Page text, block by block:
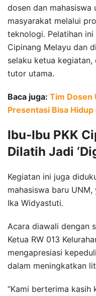
dosen dan
masyarakat melalui
teknologi. Pelatihan
Cipinang Melayu dan
selaku ketua
tutor utama.
Baca juga: Tim Dosen
Presentasi Bisa
Ibu-Ibu PKK
Dilatih Jadi
Kegiatan ini juga
mahasiswa baru
Ika Widyastuti.
Acara diawali dengan
Ketua RW 013
mengapresiasi
dalam meningkatkan
“Kami berterima kasih